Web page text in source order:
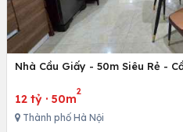
Nhà Cầu Giấy - 50m Siêu Rẻ -
12 tỷ · 50m
2
Thành phố Hà Nội